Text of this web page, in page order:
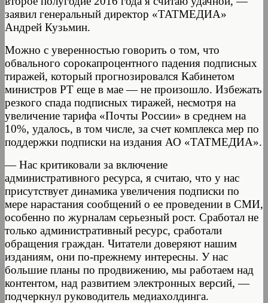
заявил генеральный директор «ТАТМЕДИА»
Андрей Кузьмин.
Можно с уверенностью говорить о том, что
обвального сорокапроцентного падения подписных
тиражей, который прогнозировался Кабинетом
министров РТ еще в мае — не произошло. Избежать
резкого спада подписных тиражей, несмотря на
увеличение тарифа «Почты России» в среднем на
10%, удалось, в том числе, за счет комплекса мер по
поддержки подписки на издания АО «ТАТМЕДИА».
— Нас критиковали за включение
административного ресурса, я считаю, что у нас
присутствует динамика увеличения подписки по
мере нарастания сообщений о ее проведении в СМИ,
особенно по журналам серьезный рост. Сработал не
только административный ресурс, сработали
обращения граждан. Читатели доверяют нашим
изданиям, они по-прежнему интересны. У нас
большие планы по продвижению, мы работаем над
контентом, над развитием электронных версий, —
подчеркнул руководитель медиахолдинга.